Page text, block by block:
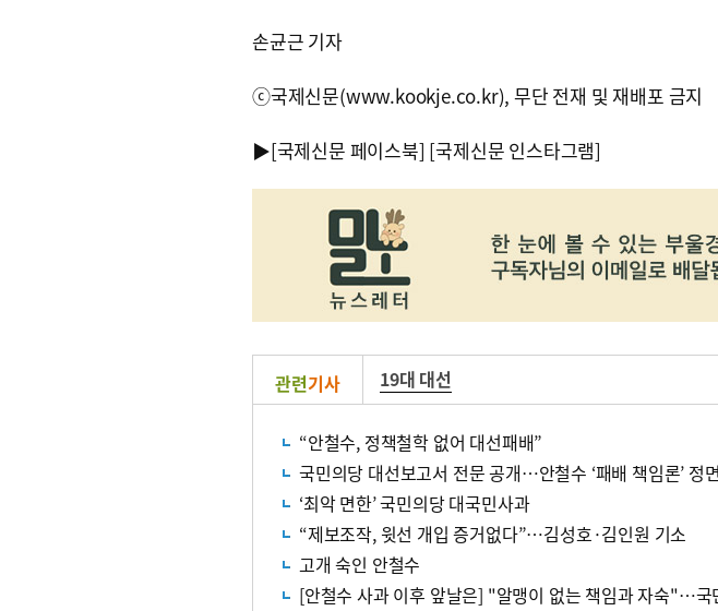
손균근 기자
ⓒ국제신문(www.kookje.co.kr), 무단 전재 및 재배포 금지
▶[국제신문 페이스북] [국제신문 인스타그램]
관련기사 19대 대선
“안철수, 정책철학 없어 대선패배”
국민의당 대선보고서 전문 공개…안철수 ‘패배 책임론’ 정
‘최악 면한’ 국민의당 대국민사과
“제보조작, 윗선 개입 증거없다”…김성호·김인원 기소
고개 숙인 안철수
[안철수 사과 이후 앞날은] "알맹이 없는 책임과 자숙"…국